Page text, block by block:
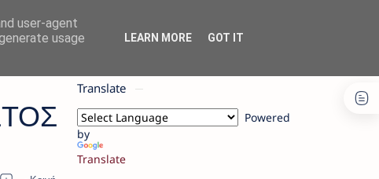
Translate
Powered
by
Translate
user-agent
usage
LEARN MORE GOT IT